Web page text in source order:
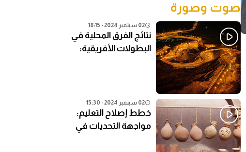
صوت وصورة
02 سبتمبر 2024 - 18:15
نتائج الفرق المحلية في
البطولات الأفريقية:
02 سبتمبر 2024 - 15:30
خطط إصلاح التعليم:
مواجهة التحديات في